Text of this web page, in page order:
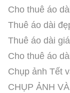
Cho thuê áo
Thuê áo dài
Thuê áo dài
Cho thuê áo
Chụp ảnh Tết
CHỤP ẢNH